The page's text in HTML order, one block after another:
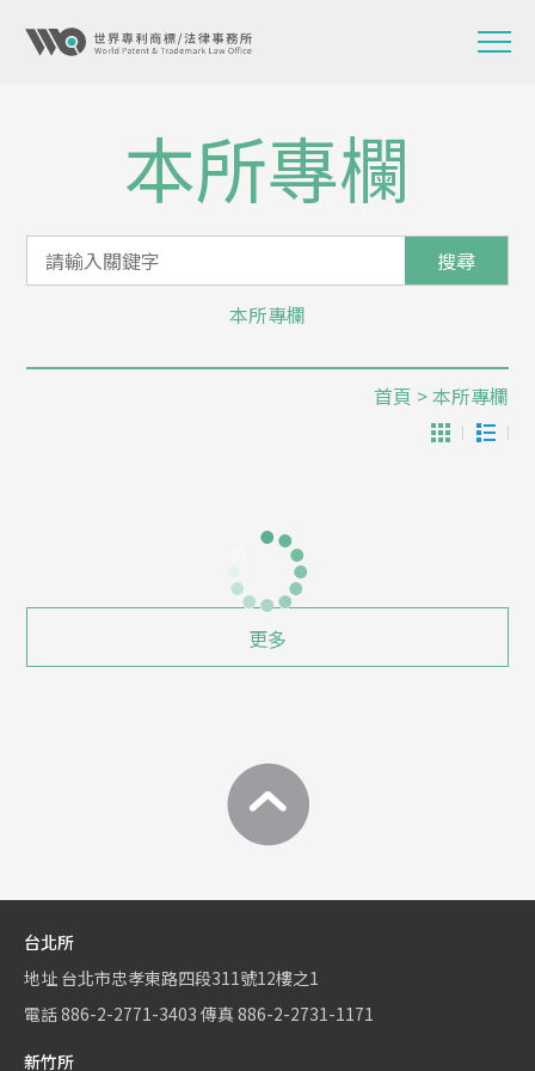
本所專欄
搜尋
本所專欄
首頁 > 本所專欄
更多
台北所
地址 台北市忠孝東路四段311號12樓之1
電話886-2-2771-3403 傳真 886-2-2731-1171
新竹所